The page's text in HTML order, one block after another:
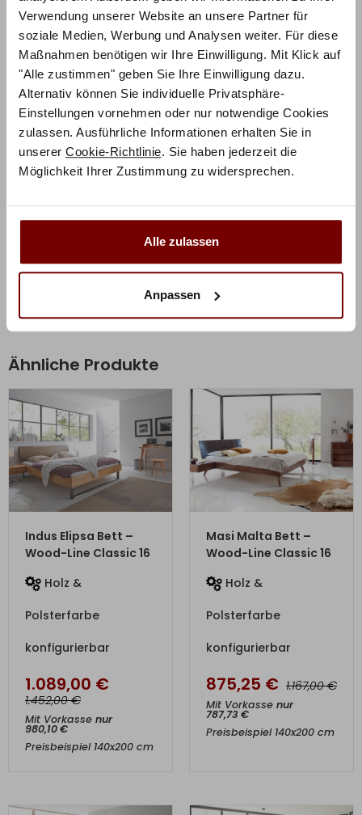
Verwendung unserer Website an unsere Partner für
soziale Medien, Werbung und Analysen weiter. Für diese
Maßnahmen benötigen wir Ihre Einwilligung. Mit Klick auf
"Alle zustimmen" geben Sie Ihre Einwilligung dazu.
Alternativ können Sie individuelle Privatsphäre-
Einstellungen vornehmen oder nur notwendige Cookies
zulassen. Ausführliche Informationen erhalten Sie in
unserer Cookie-Richtlinie. Sie haben jederzeit die
Möglichkeit Ihrer Zustimmung zu widersprechen.
Alle zulassen
Anpassen
Schlaf.
Sie möchten Ihr Bett ganz individuell an Ihre
Wünsche anpassen?
Für noch mehr Möglichkeiten zur Konfiguration Ihres
Betts nutzen Sie denKonfigurator: Naturo Line
Massivholzbett.
Ähnliche Produkte
ZUM PRODUKT
Indus Elipsa Bett –
Wood-Line Classic 16
Holz &
Polsterfarbe
konfigurierbar
1.089,00 €
1.452,00€
Mit Vorkasse nur
980,10€
Preisbeispiel 140x200 cm
ZUM PRODUKT
Masi Malta Bett –
Wood-Line Classic 16
Holz &
Polsterfarbe
konfigurierbar
875,25 € 1.167,00€
Mit Vorkasse nur
787,73€
Preisbeispiel 140x200 cm